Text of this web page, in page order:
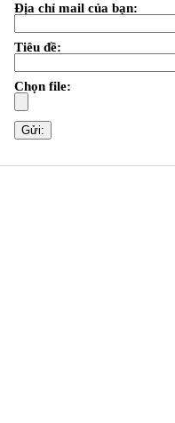
Địa chỉ mail của bạn:
Tiêu đề:
Chọn file: